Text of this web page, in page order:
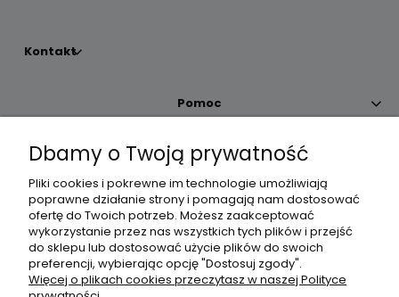
Kontakt
Pomoc
Moje konto
Płatności i dostawa
Informacje
Dbamy o Twoją prywatność
Pliki cookies i pokrewne im technologie umożliwiają
poprawne działanie strony i pomagają nam dostosować
ofertę do Twoich potrzeb. Możesz zaakceptować
wykorzystanie przez nas wszystkich tych plików i przejść
do sklepu lub dostosować użycie plików do swoich
preferencji, wybierając opcję "Dostosuj zgody".
Więcej o plikach cookies przeczytasz w naszej Polityce